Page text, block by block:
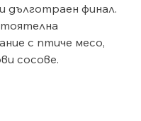
дълготраен финал.
с птиче месо,
сосове.